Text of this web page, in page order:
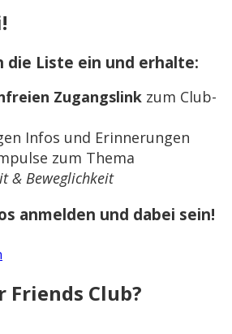
die Liste ein und erhalte:
Zugangslink zum Club-
Infos und Erinnerungen
zum Thema
& Beweglichkeit
anmelden und dabei sein!
Friends Club?